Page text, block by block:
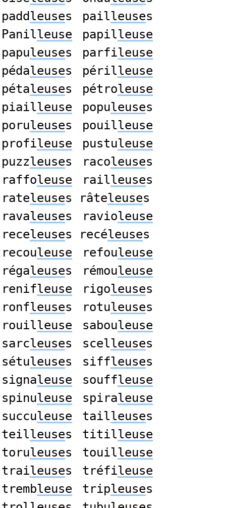
paddleuses pailleuses
Panilleuse papilleuse
papuleuses parfileuse
pédaleuses périlleuse
pétaleuses pétroleuse
piailleuse populeuses
poruleuses pouilleuse
profileuse pustuleuse
puzzleuses racoleuses
raffoleuse railleuses
rateleuses râteleuses
ravaleuses ravioleuse
receleuses recéleuses
recouleuse refouleuse
régaleuses rémouleuse
renifleuse rigoleuses
ronfleuses rotuleuses
rouilleuse sabouleuse
sarcleuses scelleuses
sétuleuses siffleuses
signaleuse souffleuse
spinuleuse spiraleuse
succuleuse tailleuses
teilleuses titilleuse
toruleuses touilleuse
traileuses tréfileuse
trembleuse tripleuses